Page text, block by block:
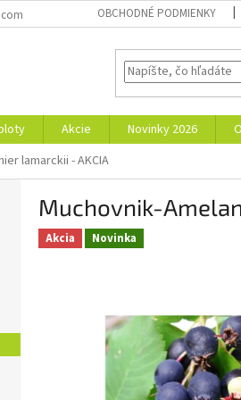
OBCHODNÉ PODMIENKY
Akcie Novinky 2026
lamarckii - AKCIA
Muchovnik-
Akcia Novinka